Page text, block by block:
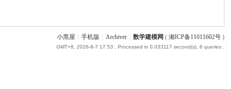
小黑屋 手机版 Archiver 数学建模网 ( 湘ICP备11011602号)
GMT+8, 2026-8-7 17:53 , Processed in 0.033117 second(s), 8 queries .